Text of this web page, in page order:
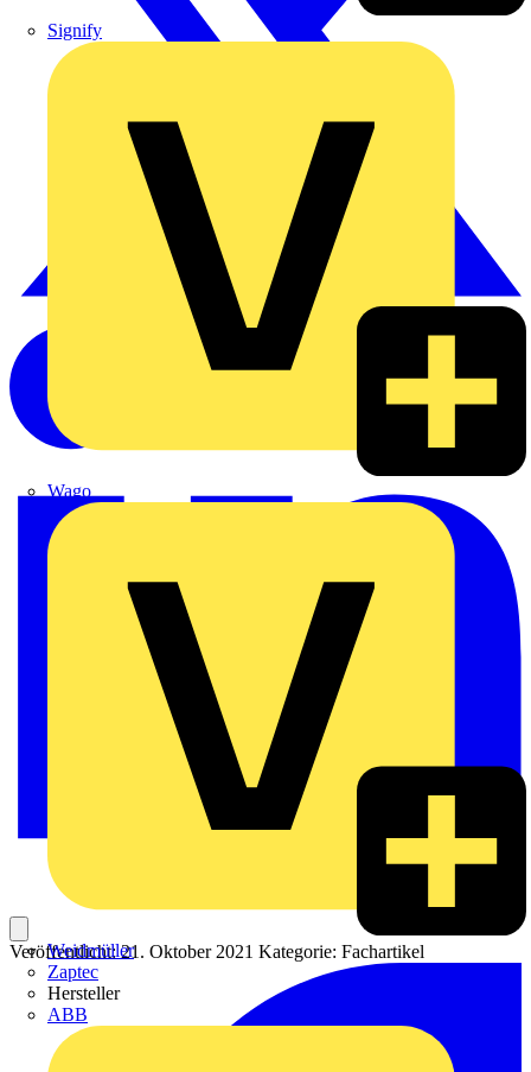
Signify
Wago
Weidmüller
Zaptec
Hersteller
ABB
Veröffentlicht: 21. Oktober 2021 Kategorie: Fachartikel